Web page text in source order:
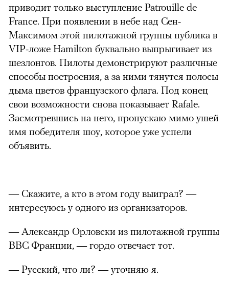
приводит только выступление Patrouille de
France. При появлении в небе над Сен-
Максимом этой пилотажной группы публика в
VIP-ложе Hamilton буквально выпрыгивает из
шезлонгов. Пилоты демонстрируют различные
способы построения, а за ними тянутся полосы
дыма цветов французского флага. Под конец
свои возможности снова показывает Rafale.
Засмотревшись на него, пропускаю мимо ушей
имя победителя шоу, которое уже успели
объявить.
— Скажите, а кто в этом году выиграл? —
интересуюсь у одного из организаторов.
— Александр Орловски из пилотажной группы
ВВС Франции, — гордо отвечает тот.
— Русский, что ли? — уточняю я.